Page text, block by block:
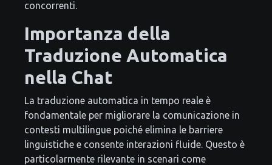
concorrenti.
Importanza della
Traduzione Automatica
nella Chat
La traduzione automatica in tempo reale è
fondamentale per migliorare la comunicazione in
contesti multilingue poiché elimina le barriere
linguistiche e consente interazioni fluide. Questo è
particolarmente rilevante in scenari come